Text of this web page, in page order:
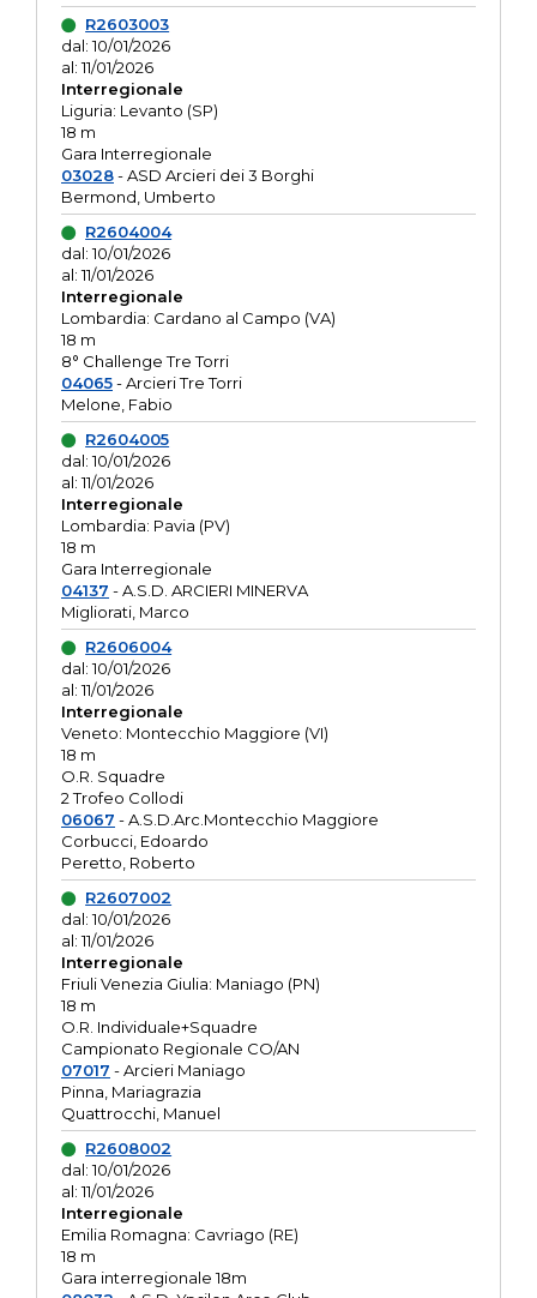
R2603003
dal: 10/01/2026
al: 11/01/2026
Interregionale
Liguria: Levanto (SP)
18 m
Gara Interregionale
03028- ASD Arcieri dei 3 Borghi
Bermond, Umberto
R2604004
dal: 10/01/2026
al: 11/01/2026
Interregionale
Lombardia: Cardano al Campo (VA)
18 m
8° Challenge Tre Torri
04065- Arcieri Tre Torri
Melone, Fabio
R2604005
dal: 10/01/2026
al: 11/01/2026
Interregionale
Lombardia: Pavia (PV)
18 m
Gara Interregionale
04137 - A.S.D. ARCIERI MINERVA
Migliorati, Marco
R2606004
dal: 10/01/2026
al: 11/01/2026
Interregionale
Veneto: Montecchio Maggiore (VI)
18 m
O.R. Squadre
2 Trofeo Collodi
06067 - A.S.D.Arc.Montecchio Maggiore
Corbucci, Edoardo
Peretto, Roberto
R2607002
dal: 10/01/2026
al: 11/01/2026
Interregionale
Friuli Venezia Giulia: Maniago (PN)
18 m
O.R. Individuale+Squadre
Campionato Regionale CO/AN
07017 - Arcieri Maniago
Pinna, Mariagrazia
Quattrocchi, Manuel
R2608002
dal: 10/01/2026
al: 11/01/2026
Interregionale
Emilia Romagna: Cavriago (RE)
18 m
Gara interregionale 18m